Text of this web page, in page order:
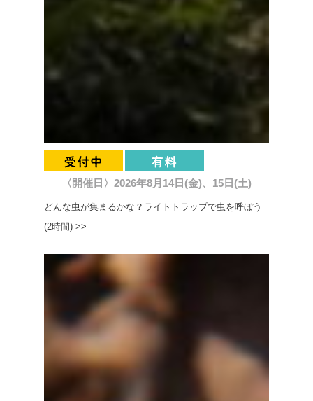
〈開催日〉2026年8月14日(金)、15日(土)
どんな虫が集まるかな？ライトトラップで虫を呼ぼう
(2時間) >>